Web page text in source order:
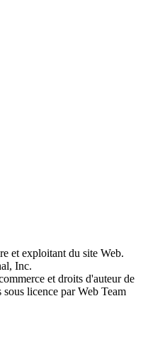
et exploitant du site Web.
Inc.
et droits d'auteur de
licence par Web Team